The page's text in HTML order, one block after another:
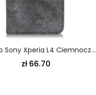
Etui Folio Sony Xperia L4 Ciemnoczerwony Dwoina W Stylu Vintage
zł 66.70